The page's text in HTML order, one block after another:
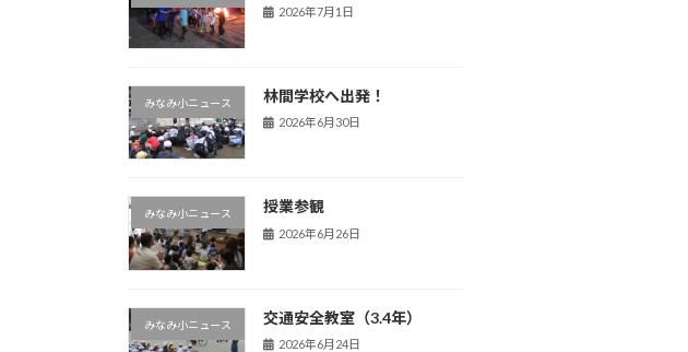
2026年7月1日
みなみ小ニュース 林間学校へ出発！
2026年6月30日
みなみ小ニュース 授業参観
2026年6月26日
みなみ小ニュース 交通安全教室（3.4年）
2026年6月24日